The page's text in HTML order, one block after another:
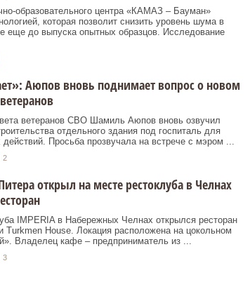
образовательного центра «КАМАЗ – Бауман»
которая позволит снизить уровень шума в
еще до выпуска опытных образцов. Исследование
Аюпов вновь поднимает вопрос о новом
ветеранов СВО Шамиль Аюпов вновь озвучил
отдельного здания под госпиталь для
действий. Просьба прозвучала на встрече с мэром ...
2
открыл на месте рестоклуба в Челнах
IMPERIA в Набережных Челнах открылся ресторан
Turkmen House. Локация расположена на цокольном
Владелец кафе – предприниматель из ...
3